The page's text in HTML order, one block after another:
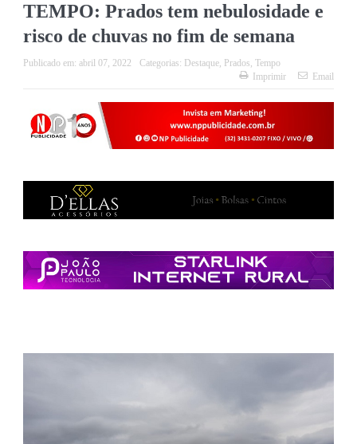
TEMPO: Prados tem nebulosidade e
risco de chuvas no fim de semana
Publicado em: abril 07, 2022 Categorias: Destaque, Prados, Tempo
Imprimir
Email